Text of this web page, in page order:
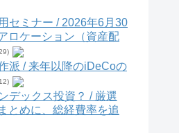
セミナー / 2026年6月30
ロケーション（資産配
派 / 来年以降のiDeCoの
デックス投資？ / 厳選
とめに、総経費率を追